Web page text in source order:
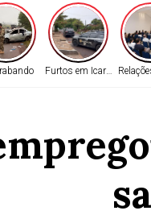
Furtos em Icaraíma